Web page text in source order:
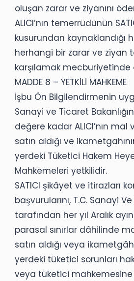
oluşan zarar ve ziyanını
ALICI’nın temerrüdünün
kusurundan kaynaklandığı
herhangi bir zarar ve ziyan
karşılamak mecburiyetinde
MADDE 8 – YETKİLİ MAHKEME
İşbu Ön Bilgilendirmenin
Sanayi ve Ticaret
değere kadar ALICI’nın
satın aldığı ve
yerdeki Tüketici Hakem
Mahkemeleri yetkilidir.
SATICI şikâyet ve itirazları
başvurularını, T.C. Sanayi
tarafından her yıl Aralık
parasal sınırlar dâhilinde
satın aldığı veya
yerdeki tüketici sorunları
veya tüketici